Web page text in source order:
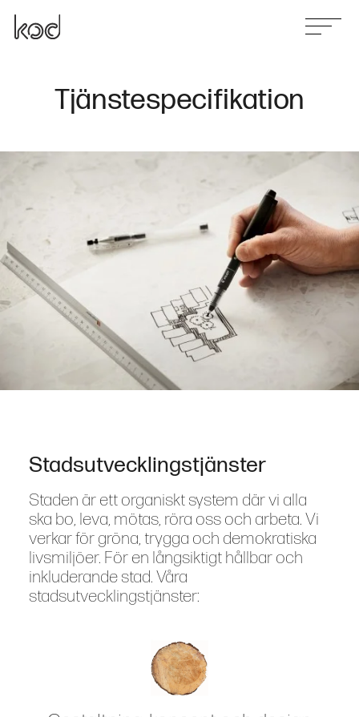
Våra tjänster
Projekt
Tjänstespecifikation
Stadsutvecklingstjänster
Staden är ett organiskt system där vi alla
ska bo, leva, mötas, röra oss och arbeta. Vi
verkar för gröna, trygga och demokratiska
livsmiljöer. För en långsiktigt hållbar och
inkluderande stad. Våra
stadsutvecklingstjänster: